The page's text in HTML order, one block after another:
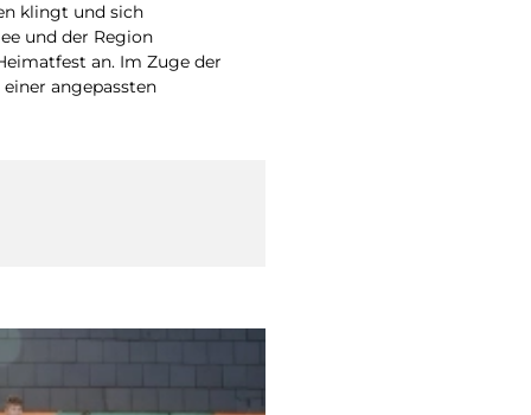
klingt und sich
und der Region
an. Im Zuge der
angepassten